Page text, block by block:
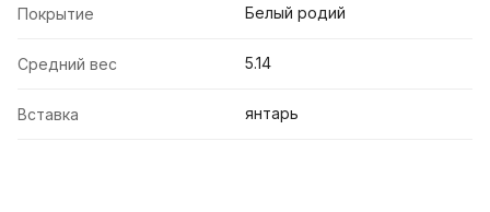
Покрытие Белый родий
Средний вес 5.14
Вставка янтарь